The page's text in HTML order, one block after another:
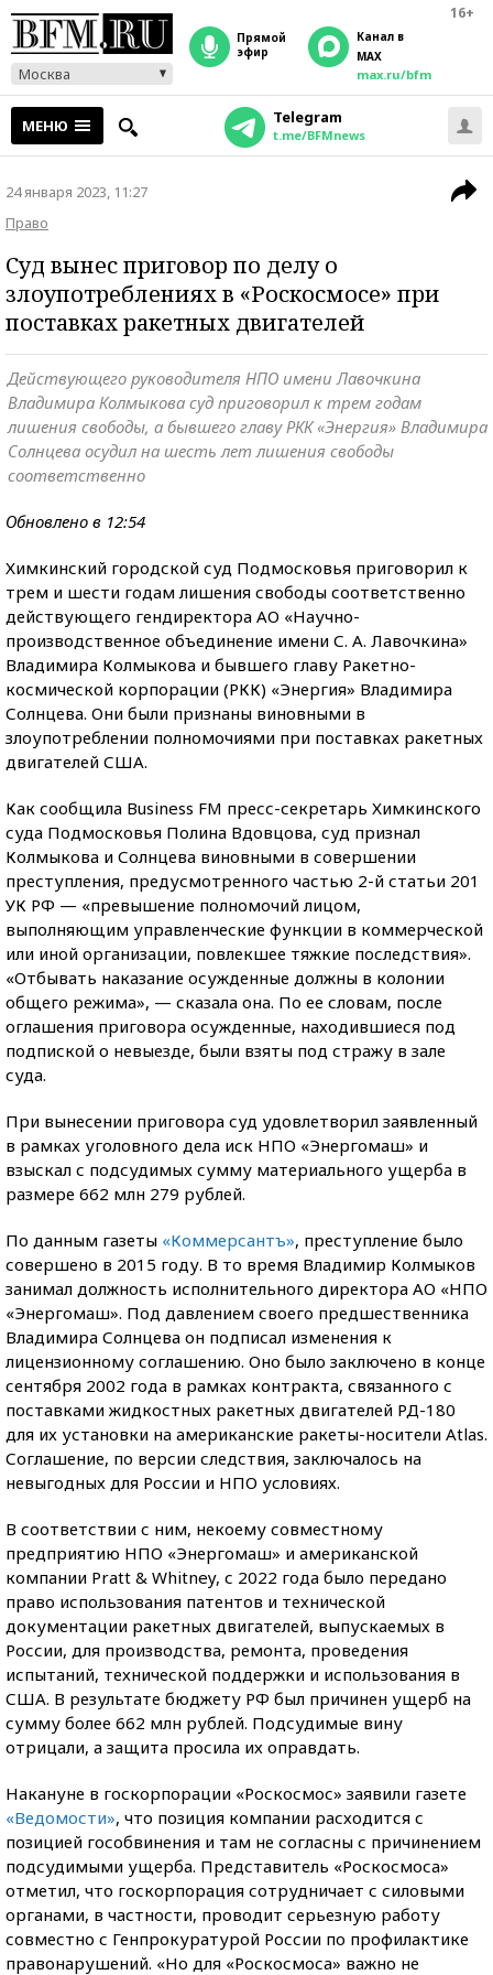
16+
Москва
прямой
эфир
Канал в
MAX
max.ru/bfm
МЕНЮ Telegram
t.me/BFMnews
24 января 2023, 11:27
Право
Суд вынес приговор по делу о
злоупотреблениях в «Роскосмосе» при
поставках ракетных двигателей
Действующего руководителя НПО имени Лавочкина
Владимира Колмыкова суд приговорил к трем годам
лишения свободы, а бывшего главу РКК «Энергия» Владимира
Солнцева осудил на шесть лет лишения свободы
соответственно
Обновлено в 12:54
Химкинский городской суд Подмосковья приговорил к
трем и шести годам лишения свободы соответственно
действующего гендиректора АО «Научно-
производственное объединение имени С. А. Лавочкина»
Владимира Колмыкова и бывшего главу Ракетно-
космической корпорации (РКК) «Энергия» Владимира
Солнцева. Они были признаны виновными в
злоупотреблении полномочиями при поставках ракетных
двигателей США.
Как сообщила Business FM пресс-секретарь Химкинского
суда Подмосковья Полина Вдовцова, суд признал
Колмыкова и Солнцева виновными в совершении
преступления, предусмотренного частью 2-й статьи 201
УК РФ — «превышение полномочий лицом,
выполняющим управленческие функции в коммерческой
или иной организации, повлекшее тяжкие последствия».
«Отбывать наказание осужденные должны в колонии
общего режима», — сказала она. По ее словам, после
оглашения приговора осужденные, находившиеся под
подпиской о невыезде, были взяты под стражу в зале
суда.
При вынесении приговора суд удовлетворил заявленный
в рамках уголовного дела иск НПО «Энергомаш» и
взыскал с подсудимых сумму материального ущерба в
размере 662 млн 279 рублей.
По данным газеты «Коммерсантъ», преступление было
совершено в 2015 году. В то время Владимир Колмыков
занимал должность исполнительного директора АО «НПО
«Энергомаш». Под давлением своего предшественника
Владимира Солнцева он подписал изменения к
лицензионному соглашению. Оно было заключено в конце
сентября 2002 года в рамках контракта, связанного с
поставками жидкостных ракетных двигателей РД-180
для их установки на американские ракеты-носители Atlas.
Соглашение, по версии следствия, заключалось на
невыгодных для России и НПО условиях.
В соответствии с ним, некоему совместному
предприятию НПО «Энергомаш» и американской
компании Pratt & Whitney, с 2022 года было передано
право использования патентов и технической
документации ракетных двигателей, выпускаемых в
России, для производства, ремонта, проведения
испытаний, технической поддержки и использования в
США. В результате бюджету РФ был причинен ущерб на
сумму более 662 млн рублей. Подсудимые вину
отрицали, а защита просила их оправдать.
Накануне в госкорпорации «Роскосмос» заявили газете
«Ведомости», что позиция компании расходится с
позицией гособвинения и там не согласны с причинением
подсудимыми ущерба. Представитель «Роскосмоса»
отметил, что госкорпорация сотрудничает с силовыми
органами, в частности, проводит серьезную работу
совместно с Генпрокуратурой России по профилактике
правонарушений. «Но для «Роскосмоса» важно не